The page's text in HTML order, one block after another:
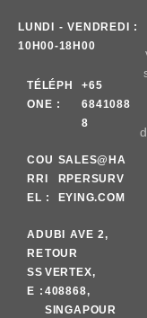
LUNDI - VENDREDI :
10H00-18H00
TÉLÉPH
ONE :
+65
6841088
8
COU
RRI
EL :
SALES@HA
RPERSURV
EYING.COM
AD
RE
SS
E :
UBI AVE 2,
TOUR
VERTEX,
408868,
SINGAPOUR